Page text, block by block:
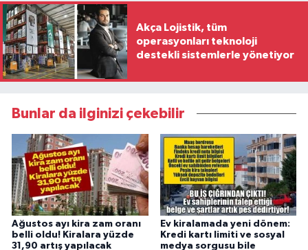
Akça Lojistik, tüm
operasyonları teknoloji
destekli sistemlerle yönetiyor
Bunlar da ilginizi çekebilir
Ağustos ayı kira zam oranı
belli oldu! Kiralara yüzde
31,90 artış yapılacak
Ev kiralamada yeni dönem:
Kredi kartı limiti ve sosyal
medya sorgusu bile